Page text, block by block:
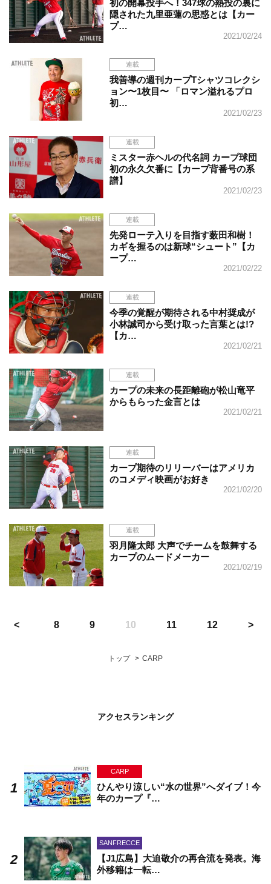
初の開幕投手へ！347球の熱投の裏に
隠された九里亜蓮の思惑とは【カー
プ…
2021/02/24
連載
我善導の週刊カープTシャツコレクシ
ョン〜1枚目〜 「ロマン溢れるプロ
初…
2021/02/23
連載
ミスター赤ヘルの代名詞 カープ球団
初の永久欠番に【カープ背番号の系
譜】
2021/02/23
連載
先発ローテ入りを目指す薮田和樹！
カギを握るのは新球“シュート”【カ
ープ…
2021/02/22
連載
今季の覚醒が期待される中村奨成が
小林誠司から受け取った言葉とは!?
【カ…
2021/02/21
連載
カープの未来の長距離砲が松山竜平
からもらった金言とは
2021/02/21
連載
カープ期待のリリーバーはアメリカ
のコメディ映画がお好き
2021/02/20
連載
羽月隆太郎 大声でチームを鼓舞する
カープのムードメーカー
2021/02/19
8 9 10 11 12
トップ CARP
アクセスランキング
CARP
ひんやり涼しい“水の世界”へダイブ！今
年のカープ『…
SANFRECCE
【J1広島】大迫敬介の再合流を発表。海
外移籍は一転…